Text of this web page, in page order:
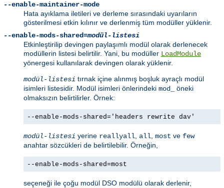
--enable-maintainer-mode
Hata ayıklama iletileri ve derleme sırasındaki uyarıların
gösterilmesi etkin kılınır ve derlenmiş tüm modüller yüklenir.
--enable-mods-shared=modül-listesi
Etkinleştirilip devingen paylaşımlı modül olarak derlenecek
modüllerin listesi belirtilir. Yani, bu modüller LoadModule
yönergesi kullanılarak devingen olarak yüklenir.
modül-listesi tırnak içine alınmış boşluk ayraçlı modül
isimleri listesidir. Modül isimleri önlerindeki mod_
öneki
olmaksızın belirtilirler. Örnek:
--enable-mods-shared='headers rewrite dav'
modül-listesi yerine reallyall, all, most ve few
anahtar sözcükleri de belirtilebilir. Örneğin,
--enable-mods-shared=most
seçeneği ile çoğu modül DSO modülü olarak derlenir,